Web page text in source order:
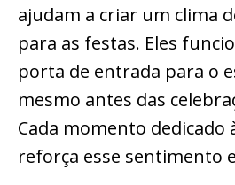
ajudam a criar um clima
para as festas. Eles
porta de entrada para o
mesmo antes das
Cada momento dedicado
reforça esse sentimento